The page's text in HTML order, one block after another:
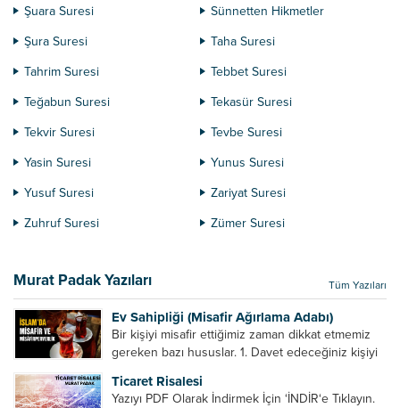
Şuara Suresi
Sünnetten Hikmetler
Şura Suresi
Taha Suresi
Tahrim Suresi
Tebbet Suresi
Teğabun Suresi
Tekasür Suresi
Tekvir Suresi
Tevbe Suresi
Yasin Suresi
Yunus Suresi
Yusuf Suresi
Zariyat Suresi
Zuhruf Suresi
Zümer Suresi
Murat Padak Yazıları Tüm Yazıları
Ev Sahipliği (Misafir Ağırlama Adabı)
Bir kişiyi misafir ettiğimiz zaman dikkat etmemiz
gereken bazı hususlar. 1. Davet edeceğiniz kişiyi
önce, bir hafta önce veya gün içinde davet edin....
Ticaret Risalesi
Yazıyı PDF Olarak İndirmek İçin ‘İNDİR‘e Tıklayın.